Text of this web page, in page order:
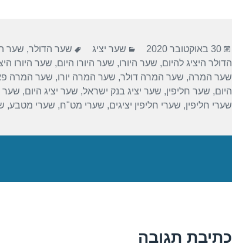
o
o
k
פורסם
בתאריך
30 באוקטובר 2020 קטגוריות
שער יציג תגיות
שער הדולר, שער
הדולר היציג להיום, שער היורו, שער היורו היום, שער היורו
שער המרה, שער המרה דולר, שער המרה יורו, שער המרה
היום, שער חליפין, שער יציג בנק ישראל, שער יציג היום, שער
שערי חליפין, שערי חליפין יציגים, שערי מט"ח, שערי מטבע,
כתיבת תגובה